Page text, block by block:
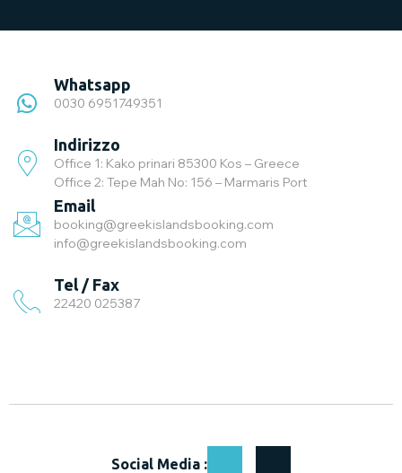
Email
booking@greekislandsbooking.com
info@greekislandsbooking.com
Tel / Fax
22420 025387
Whatsapp
0030 6951749351
Indirizzo
Office 1: Kako prinari 85300 Kos – Greece
Office 2: Tepe Mah No: 156 – Marmaris Port
Social Media :